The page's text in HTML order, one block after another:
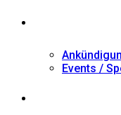
Events /